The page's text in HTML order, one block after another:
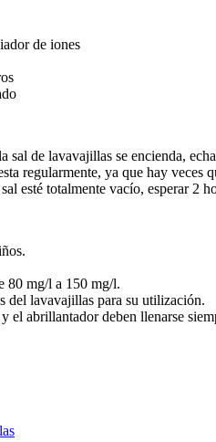
de iones
sal de lavavajillas se encienda,
regularmente, ya que hay
esté totalmente vacío, esperar 2
80 mg/l a 150 mg/l.
del lavavajillas para su utilización.
el abrillantador deben llenarse